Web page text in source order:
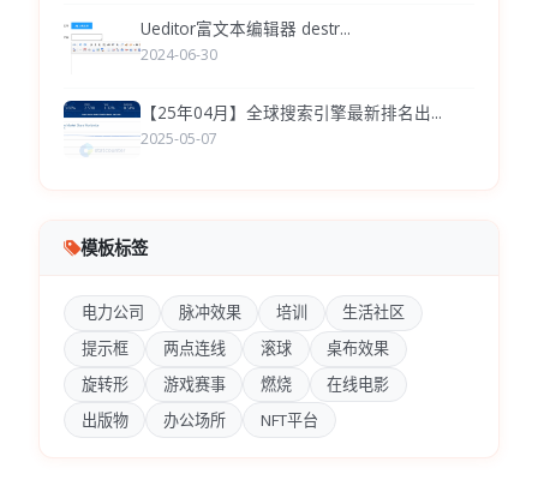
Ueditor富文本编辑器 destr...
2024-06-30
【25年04月】全球搜索引擎最新排名出...
2025-05-07
模板标签
电力公司 脉冲效果 培训
生活社区
提示框
两点连线 滚球
桌布效果
旋转形
游戏赛事 燃烧
在线电影
出版物
办公场所 NFT平台